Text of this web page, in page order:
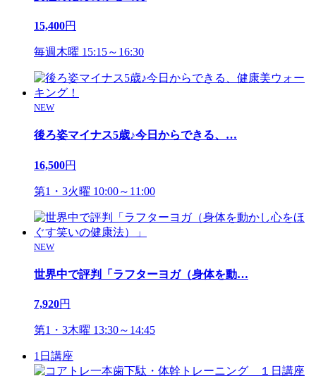
15,400円
毎週木曜 15:15～16:30
NEW
後ろ姿マイナス5歳♪今日からできる、 …
16,500円
第1・3火曜 10:00～11:00
NEW
世界中で評判「ラフターヨガ（身体を動…
7,920円
第1・3木曜 13:30～14:45
1日講座